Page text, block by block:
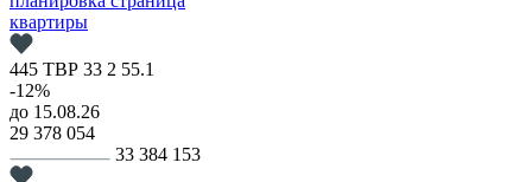
квартиры
445 ТВР 33 2 55.1
-12%
до 15.08.26
29 378 054
33 384 153